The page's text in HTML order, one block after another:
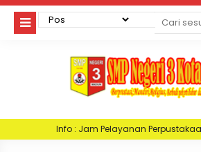
: Jam Pelayanan Perpustakaan Kartini